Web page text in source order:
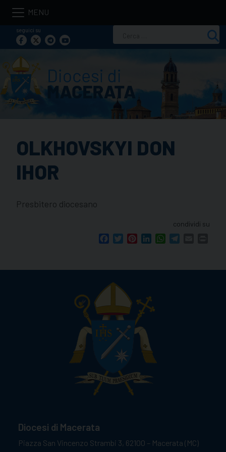
Skip
contentseguici su
per:
OLKHOVSKYI DON
IHOR
Presbitero diocesano
condividi su
FacebookTwitterPinterestLinkedInWhatsApp
Diocesi di Macerata
Piazza San Vincenzo Strambi 3, 62100 – Macerata (MC)